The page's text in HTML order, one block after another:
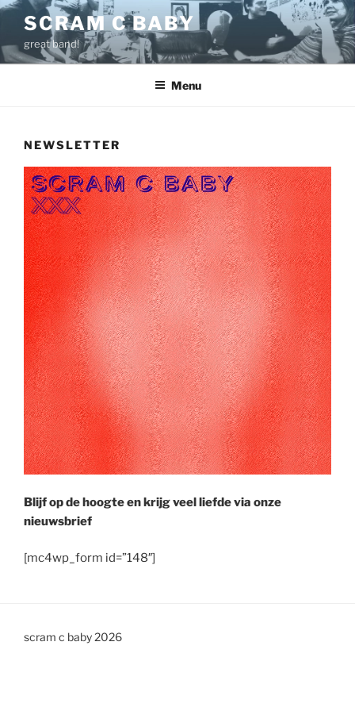
Skip
content
SCRAM C BABY
great band!
Menu
NEWSLETTER
Blijf op de hoogte en krijg veel liefde via onze
nieuwsbrief
[mc4wp_form id=”148″]
scram c baby 2026